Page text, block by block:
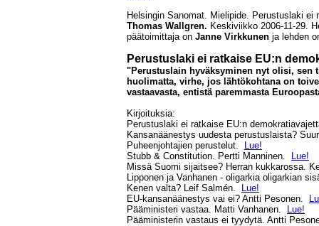
Helsingin Sanomat. Mielipide. Perustuslaki
Thomas Wallgren. Keskiviikko 2006-11-29.
päätoimittaja on Janne Virkkunen ja lehden
Perustuslaki ei ratkaise EU:n
"Perustuslain hyväksyminen nyt olisi, sen
huolimatta, virhe, jos lähtökohtana on
vastaavasta, entistä paremmasta
Kirjoituksia:
Perustuslaki ei ratkaise EU:n
Kansanäänestys uudesta perustuslaista?
Puheenjohtajien perustelut.
Lue!
Stubb & Constitution. Pertti Manninen.
Lue!
Missä Suomi sijaitsee? Herran kukkarossa.
Lipponen ja Vanhanen - oligarkia oligarkian
Kenen valta? Leif Salmén.
Lue!
EU-kansanäänestys vai ei? Antti Pesonen.
Pääministeri vastaa. Matti Vanhanen.
Lue!
Pääministerin vastaus ei tyydytä. Antti